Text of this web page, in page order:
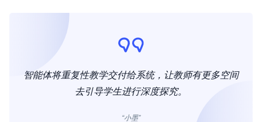
智能体将重复性教学交付给系统，让教师有更多空间
去引导学生进行深度探究。
“小墨”